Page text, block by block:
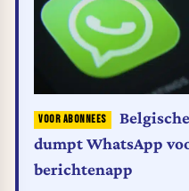
dumpt WhatsApp
berichtenapp